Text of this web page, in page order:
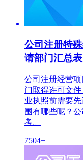
公司注册特
请部门汇总表
公司注册经营
门取得许可文
业执照前需要
围有哪些呢？
考。
7504+